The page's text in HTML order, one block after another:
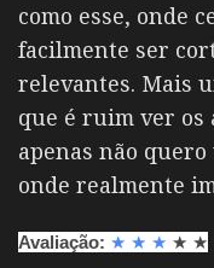
como esse, onde
facilmente ser
relevantes. Mais
que é ruim ver os
apenas não
onde realmente
Avaliação: ★ ★ ★ ★ ★